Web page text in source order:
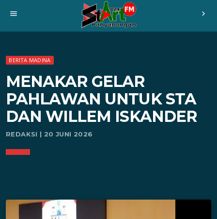
menu chevron_right
BERITA MADINA
MENAKAR GELAR
PAHLAWAN UNTUK STA
DAN WILLEM ISKANDER
REDAKSI | 20 JUNI 2026